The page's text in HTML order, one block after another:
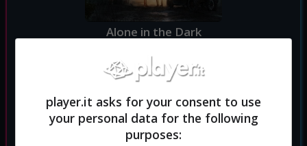
Alone in the Dark
player.it asks for your consent to use
your personal data for the following
purposes: